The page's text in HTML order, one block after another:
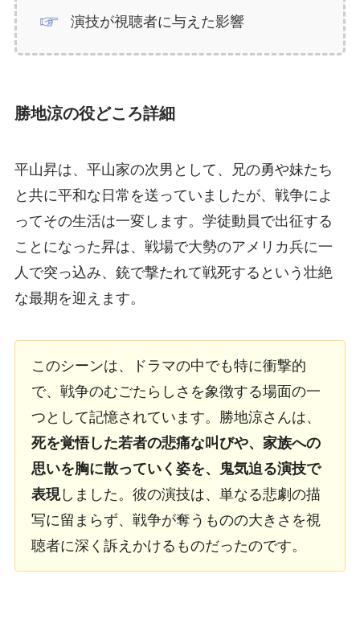
演技が視聴者に与えた影響
勝地涼の役どころ詳細
平山昇は、平山家の次男として、兄の勇や妹たち
と共に平和な日常を送っていましたが、戦争によ
ってその生活は一変します。学徒動員で出征する
ことになった昇は、戦場で大勢のアメリカ兵に一
人で突っ込み、銃で撃たれて戦死するという壮絶
な最期を迎えます。
このシーンは、ドラマの中でも特に衝撃的
で、戦争のむごたらしさを象徴する場面の一
つとして記憶されています。勝地涼さんは、
死を覚悟した若者の悲痛な叫びや、家族への
思いを胸に散っていく姿を、鬼気迫る演技で
表現しました。彼の演技は、単なる悲劇の描
写に留まらず、戦争が奪うものの大きさを視
聴者に深く訴えかけるものだったのです。